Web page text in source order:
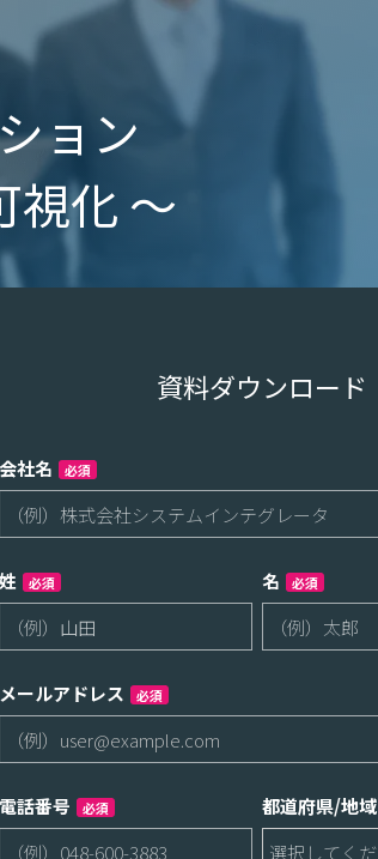
ョン
視化 ～
資料ダウンロード
会社名 必須
姓 必須 名 必須
メールアドレス 必須
電話番号 必須 都道府県/地域